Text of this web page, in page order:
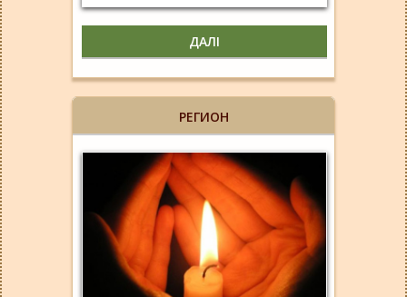
ДАЛІ
РЕГИОН